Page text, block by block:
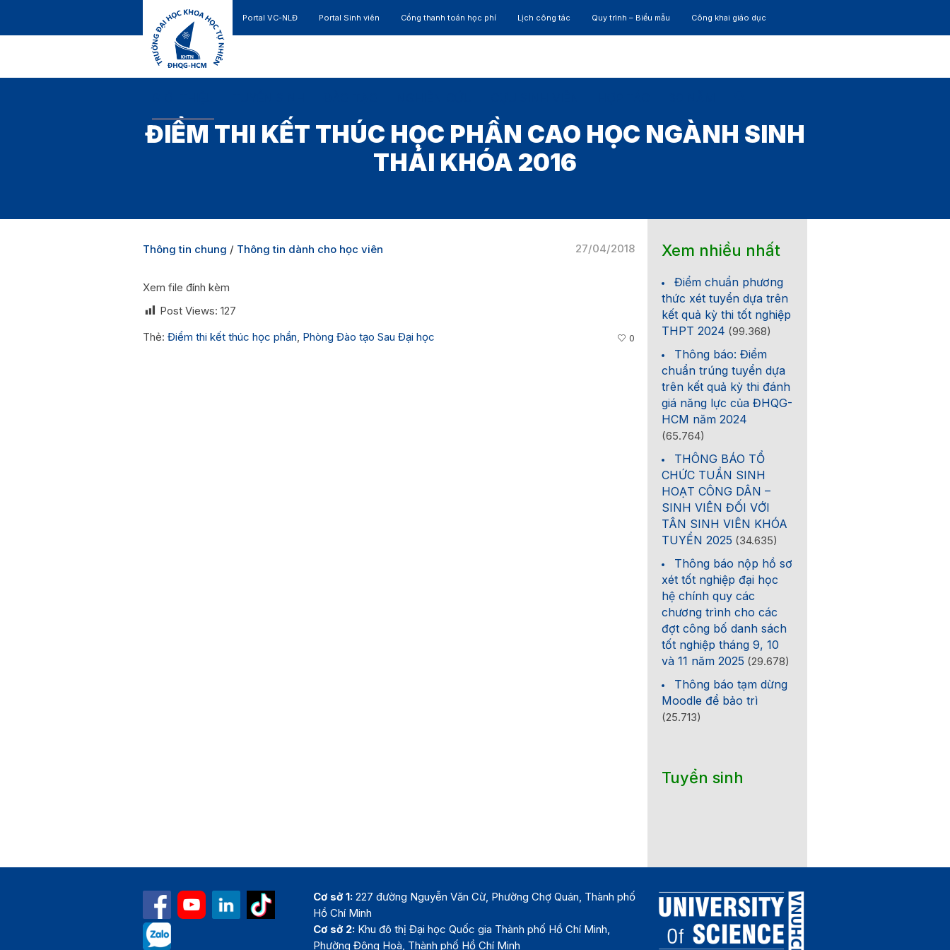
Portal VC-NLĐ Portal Sinh viên Cổng thanh toán học phí Lịch công tác Quy trình – Biểu mẫu Công khai giáo dục
ĐIỂM THI KẾT THÚC HỌC PHẦN CAO HỌC NGÀNH SINH
THÁI KHÓA 2016
27/04/2018
Thông tin chung / Thông tin dành cho học viên
Xem file đính kèm
Post Views: 127
Thẻ: Điểm thi kết thúc học phần, Phòng Đào tạo Sau Đại học 0
Xem nhiều nhất
Điểm chuẩn phương
thức xét tuyển dựa trên
kết quả kỳ thi tốt nghiệp
THPT 2024 (99.368)
Thông báo: Điểm
chuẩn trúng tuyển dựa
trên kết quả kỳ thi đánh
giá năng lực của ĐHQG-
HCM năm 2024
(65.764)
THÔNG BÁO TỔ
CHỨC TUẦN SINH
HOẠT CÔNG DÂN –
SINH VIÊN ĐỐI VỚI
TÂN SINH VIÊN KHÓA
TUYỂN 2025 (34.635)
Thông báo nộp hồ sơ
xét tốt nghiệp đại học
hệ chính quy các
chương trình cho các
đợt công bố danh sách
tốt nghiệp tháng 9, 10
và 11 năm 2025 (29.678)
Thông báo tạm dừng
Moodle để bảo trì
(25.713)
Tuyển sinh
Cơ sở 1: 227 đường Nguyễn Văn Cừ, Phường Chợ Quán, Thành phố
Hồ Chí Minh
Cơ sở 2: Khu đô thị Đại học Quốc gia Thành phố Hồ Chí Minh,
Phường Đông Hoà, Thành phố Hồ Chí Minh